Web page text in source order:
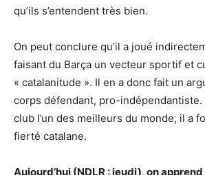
qu’ils s’entendent très bien.
On peut conclure qu’il a joué
faisant du Barça un vecteur sportif et
« catalanitude ». Il en a donc fait un
corps défendant, pro-indépendantiste.
club l’un des meilleurs du monde, il a
fierté catalane.
Aujourd’hui (NDLR : jeudi), on